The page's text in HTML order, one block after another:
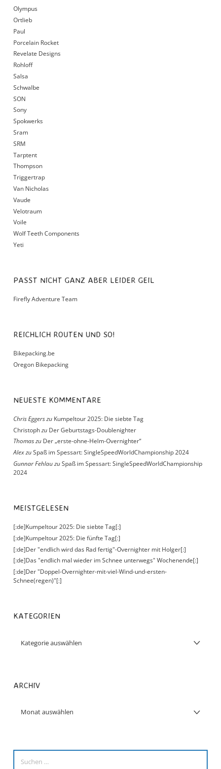
Olympus
Ortlieb
Paul
Porcelain Rocket
Revelate Designs
Rohloff
Salsa
Schwalbe
SON
Sony
Spokwerks
Sram
SRM
Tarptent
Thompson
Triggertrap
Van Nicholas
Vaude
Velotraum
Voile
Wolf Teeth Components
Yeti
PASST NICHT GANZ ABER LEIDER GEIL
Firefly Adventure Team
REICHLICH ROUTEN UND SO!
Bikepacking.be
Oregon Bikepacking
NEUESTE KOMMENTARE
Chris Eggerszu Kumpeltour 2025: Die siebte Tag
Christophzu Der Geburtstags-Doublenighter
Thomaszu Der „erste-ohne-Helm-Overnighter“
AlexzuSpaß im Spessart: SingleSpeedWorldChampionship 2024
Gunnar FehlauzuSpaß im Spessart: SingleSpeedWorldChampionship
2024
MEISTGELESEN
[:de]Kumpeltour 2025: Die siebte Tag[:]
[:de]Kumpeltour 2025: Die fünfte Tag[:]
[:de]Der "endlich wird das Rad fertig"-Overnighter mit Holger[:]
[:de]Das "endlich mal wieder im Schnee unterwegs" Wochenende[:]
[:de]Der "Doppel-Overnighter-mit-viel-Wind-und-ersten-
Schnee(regen)"[:]
KATEGORIEN
ARCHIV